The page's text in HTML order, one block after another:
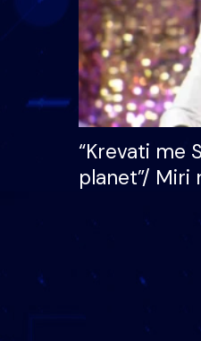
“Krevati me
planet”/
mungojë